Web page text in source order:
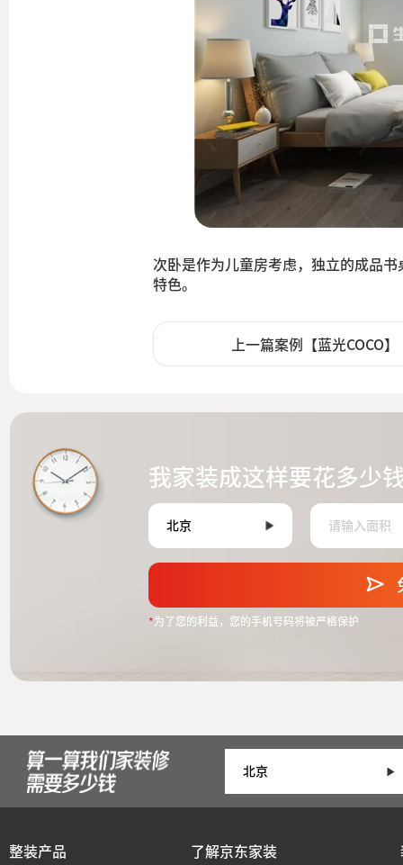
次卧是作为儿童房考虑，独立的成品
特色。
上一篇案例【蓝光COCO】
我家装成这样要花多少
*为了您的利益，您的手机号码将被严格保护
整装产品 了解京东家装